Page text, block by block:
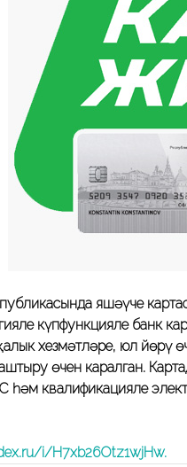
яшәүче
күпфункцияле банк
хезмәтләре, юл йөрү
өчен каралган.
квалификацияле
i/H7xb26Otz1wjHw.